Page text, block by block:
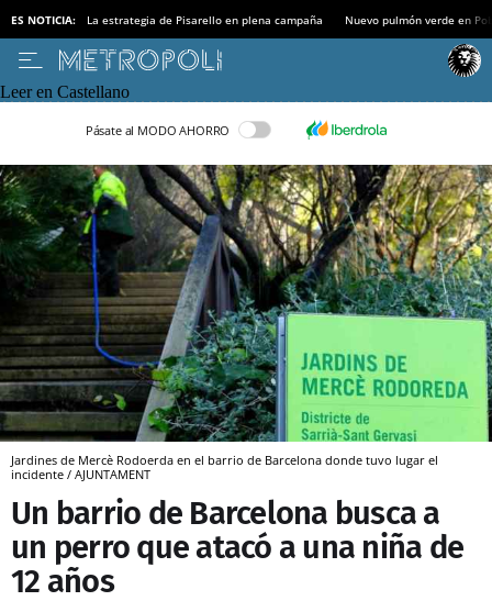
ES NOTICIA: La estrategia de Pisarello en plena campaña Nuevo pulmón verde en
Leer en Castellano
Pásate al MODO AHORRO
Jardines de Mercè Rodoerda en el barrio de Barcelona donde tuvo lugar el
incidente / AJUNTAMENT
Un barrio de Barcelona busca a
un perro que atacó a una niña de
12 años